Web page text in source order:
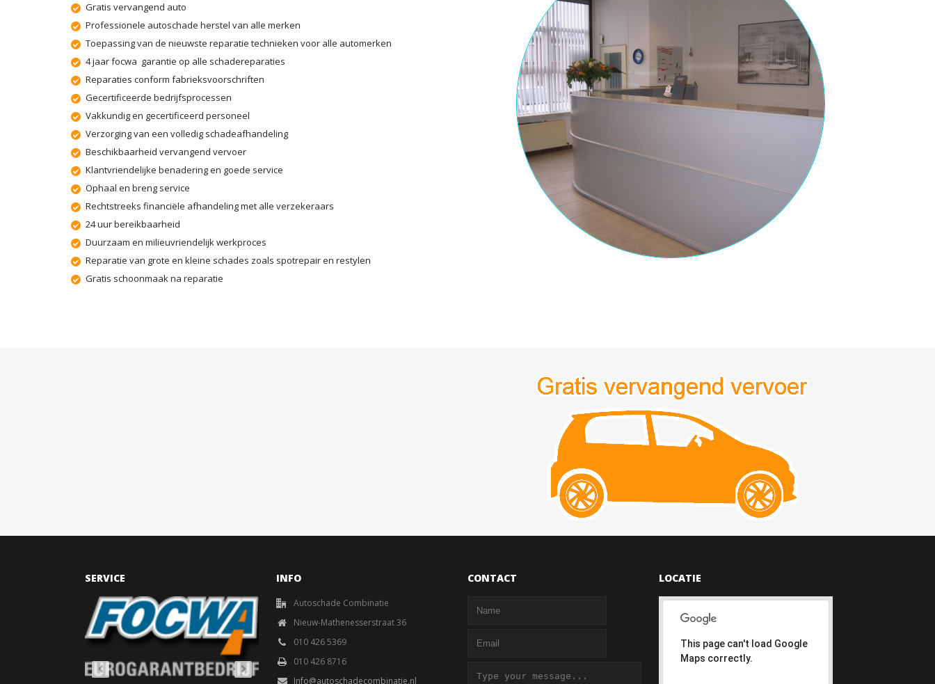
Gratis vervangend auto
Professionele autoschade herstel van alle merken
Toepassing van de nieuwste reparatie technieken voor alle automerken
4 jaar focwa garantie op alle schadereparaties
Reparaties conform fabrieksvoorschriften
Gecertificeerde bedrijfsprocessen
Vakkundig en gecertificeerd personeel
Verzorging van een volledig schadeafhandeling
Beschikbaarheid vervangend vervoer
Klantvriendelijke benadering en goede service
Ophaal en breng service
Rechtstreeks financiële afhandeling met alle verzekeraars
24 uur bereikbaarheid
Duurzaam en milieuvriendelijk werkproces
Reparatie van grote en kleine schades zoals spotrepair en restylen
Gratis schoonmaak na reparatie
SERVICE INFO
Autoschade Combinatie
Nieuw-Mathenesserstraat 36
010 426 5369
010 426 8716
Info@autoschadecombinatie.nl
CONTACT LOCATIE
This page can't load Google
Maps correctly.